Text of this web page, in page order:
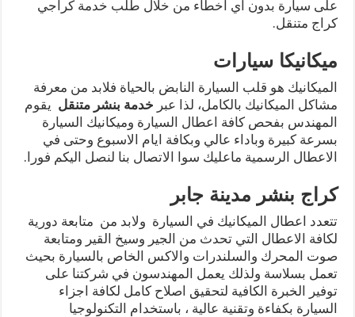
على سيارة بدون أي أخطاء من خلال طلب خدمة كراجي
كراج متنقل.
ميكانيكا سيارات
الميكانيك هو قلب السيارة النابض بالحياة فلابد من معرفة
مشاكل الميكانيك بالكامل، لذا عبر خدمة بنشر متنقل يقوم
المهندس بفحص كافة اعطال السيارة وميكانيك السيارة
بسرعة كبيرة وباداء عالي وبكافة ايام الاسبوع وحتى في
الاعطال الرسمية ماعليك سوا الاتصال بنا لنصل اليكم فورا.
كراج بنشر مدينة جابر
تتعدد اعطال الميكانيك في السيارة ولابد من متابعة دورية
لكافة الاعطال التي تحدث من الجير وسيخ القير ومتابعة
صوت المحرك والسلندرات والاكس الخاص بالسيارة بحيث
تعمل بسلاسة ولذلك يعمل المهندسون في شركتنا على
توفير الخبرة الكافية لتحقيق اصلاح كامل لكافة اجزاء
السيارة بكفاءة وتقنية عالية ، باستخدام التكنولوجيا